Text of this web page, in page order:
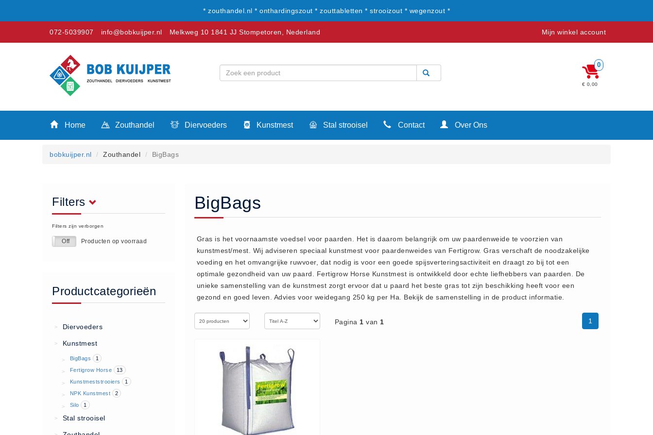
* zouthandel.nl * onthardingszout * zouttabletten * strooizout * wegenzout *
Diervoeders
Stal strooisel
Algemene voorwaarden
Privacy Statement
Hobby dieren (10)
Honden - Katten (8)
Paardenvoer (38)
Rundvee (7)
072-5039907 info@bobkuijper.nl Melkweg 10 1841 JJ Stompetoren, Nederland Mijn winkel account
0
€ 0,00
Home Zouthandel Diervoeders Kunstmest Stal strooisel Contact Over Ons
bobkuijper.nl Zouthandel BigBags
Filters
Filters zijn verborgen
Off Producten op voorraad
Productcategorieën
> Diervoeders
> Kunstmest
> BigBags 1
> Fertigrow Horse 13
> Kunstmeststrooiers 1
> NPK Kunstmest 2
> Silo 1
> Stal strooisel
BigBags
Gras is het voornaamste voedsel voor paarden. Het is daarom belangrijk om uw paardenweide te voorzien van
kunstmest/mest. Wij adviseren speciaal kunstmest voor paardenweides van Fertigrow. Gras verschaft de noodzakelijke
voeding en het omvangrijke ruwvoer, dat nodig is voor een goede spijsverteringsactiviteit en draagt zo bij tot een
optimale gezondheid van uw paard. Fertigrow Horse Kunstmest is ontwikkeld door echte liefhebbers van paarden. De
unieke samenstelling van de kunstmest zorgt ervoor dat u paard het beste gras tot zijn beschikking heeft voor een
gezond en goed leven. Advies voor weidegang 250 kg per Ha. Bekijk de samenstelling in de product informatie.
Pagina 1 van 1 1